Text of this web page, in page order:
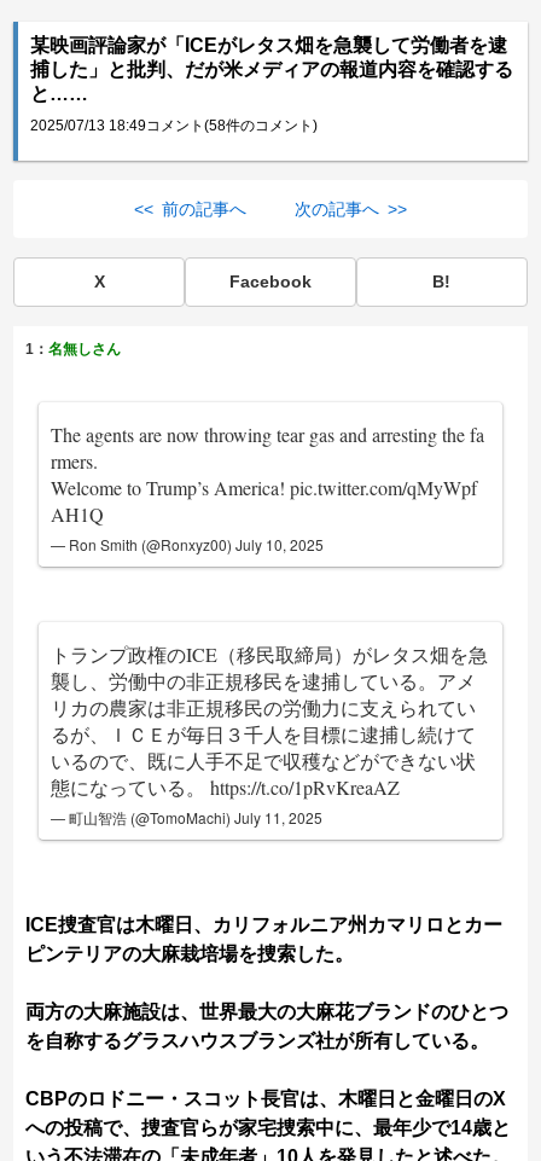
某映画評論家が「ICEがレタス畑を急襲して労働者を逮
捕した」と批判、だが米メディアの報道内容を確認する
と……
2025/07/13 18:49コメント(58件のコメント)
<< 前の記事へ 次の記事へ >>
X Facebook B!
1：名無しさん
The agents are now throwing tear gas and arresting the fa
rmers.
Welcome to Trump’s America!pic.twitter.com/qMyWpf
AH1Q
— Ron Smith (@Ronxyz00)July 10, 2025
トランプ政権のICE（移民取締局）がレタス畑を急
襲し、労働中の非正規移民を逮捕している。アメ
リカの農家は非正規移民の労働力に支えられてい
るが、ＩＣＥが毎日３千人を目標に逮捕し続けて
いるので、既に人手不足で収穫などができない状
態になっている。https://t.co/1pRvKreaAZ
— 町山智浩 (@TomoMachi)July 11, 2025
ICE捜査官は木曜日、カリフォルニア州カマリロとカー
ピンテリアの大麻栽培場を捜索した。
両方の大麻施設は、世界最大の大麻花ブランドのひとつ
を自称するグラスハウスブランズ社が所有している。
CBPのロドニー・スコット長官は、木曜日と金曜日のX
への投稿で、捜査官らが家宅捜索中に、最年少で14歳と